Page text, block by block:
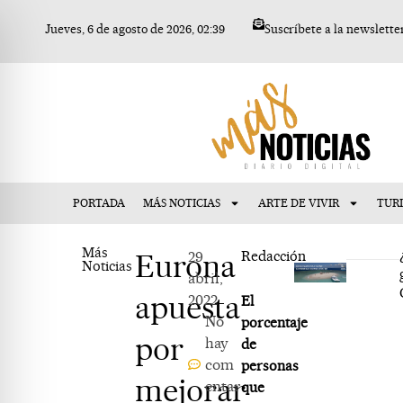
Jueves, 6 de agosto de 2026, 02:39 Suscríbete a la
PORTADA MÁS NOTICIAS ARTE DE VIVIR
Más
Noticias Eurona
apuesta
por
mejorar
29
abril,
2022
No
hay
com
entar
Redacción
El
porcentaje
de
personas
que